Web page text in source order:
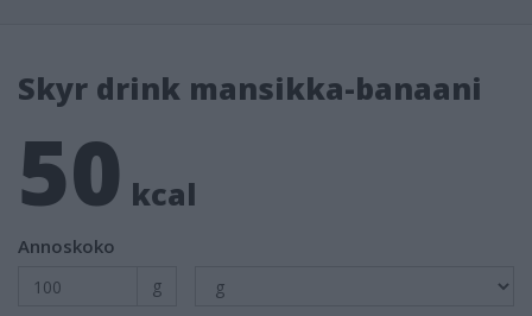
Skyr drink mansikka-banaani
50 kcal
Annoskoko
g